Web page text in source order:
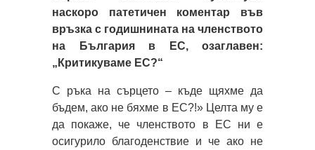
наскоро патетичен коментар във
връзка с годишнината на членството
на България в ЕС, озаглавен:
„Критикуваме ЕС?“
С ръка на сърцето – къде щяхме да
бъдем, ако не бяхме в ЕС?!» Целта му е
да покаже, че членството в ЕС ни е
осигурило благоденствие и че ако не